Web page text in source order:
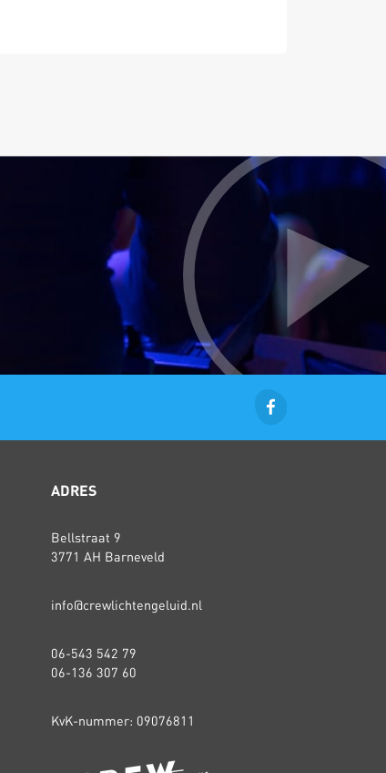
ADRES
Bellstraat 9
3771 AH Barneveld
info@crewlichtengeluid.nl
06-543 542 79
06-136 307 60
KvK-nummer: 09076811